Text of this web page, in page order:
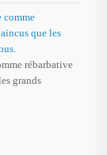
rébarbative
grands